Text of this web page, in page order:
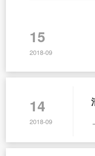
15
2018-09
14
2018-09